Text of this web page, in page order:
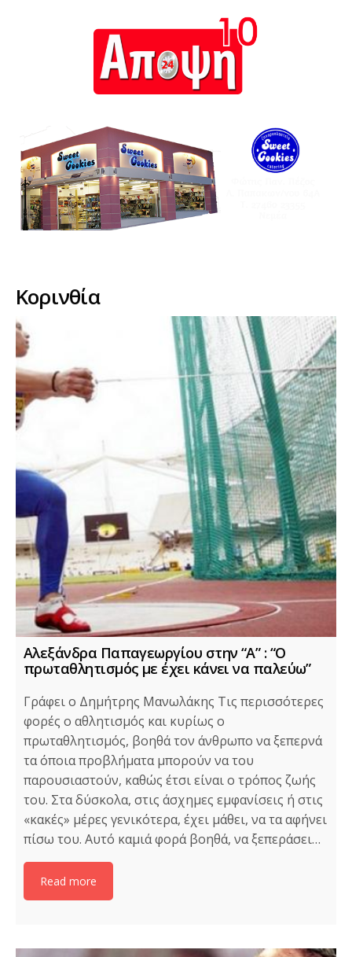
Κορινθία
Αλεξάνδρα Παπαγεωργίου στην “Α” : “Ο
πρωταθλητισμός με έχει κάνει να παλεύω”
Γράφει ο Δημήτρης Μανωλάκης Τις περισσότερες
φορές ο αθλητισμός και κυρίως ο
πρωταθλητισμός, βοηθά τον άνθρωπο να ξεπερνά
τα όποια προβλήματα μπορούν να του
παρουσιαστούν, καθώς έτσι είναι ο τρόπος ζωής
του. Στα δύσκολα, στις άσχημες εμφανίσεις ή στις
«κακές» μέρες γενικότερα, έχει μάθει, να τα αφήνει
πίσω του. Αυτό καμιά φορά βοηθά, να ξεπεράσει…
Read more